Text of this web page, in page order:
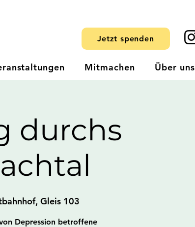
Jetzt spenden
Mitmachen Über uns
durchs
Gleis 103
Depression betroffene